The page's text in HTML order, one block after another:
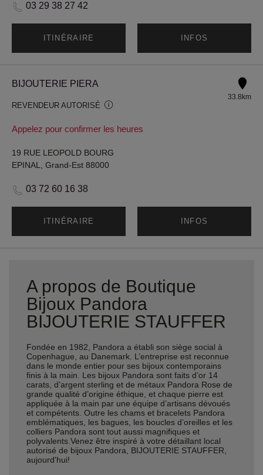
03 29 38 27 42
ITINÉRAIRE INFOS
BIJOUTERIE PIERA
REVENDEUR AUTORISÉ
Appelez pour confirmer les heures
33.8km
19 RUE LEOPOLD BOURG
EPINAL, Grand-Est 88000
03 72 60 16 38
ITINÉRAIRE INFOS
A propos de Boutique
Bijoux Pandora
BIJOUTERIE STAUFFER
Fondée en 1982, Pandora a établi son siège social à
Copenhague, au Danemark. L’entreprise est reconnue
dans le monde entier pour ses bijoux contemporains
finis à la main. Les bijoux Pandora sont faits d’or 14
carats, d’argent sterling et de métaux Pandora Rose de
grande qualité d’origine éthique, et chaque pierre est
appliquée à la main par une équipe d’artisans dévoués
et compétents. Outre les chams et bracelets Pandora
emblématiques, les bagues, les boucles d’oreilles et les
colliers Pandora sont tout aussi magnifiques et
polyvalents.Venez être inspiré à votre détaillant local
autorisé de bijoux Pandora, BIJOUTERIE STAUFFER,
aujourd'hui!